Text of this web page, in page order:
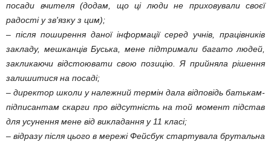
посади вчителя (додам, що ці люди не приховували своєї
радості у зв'язку з цим);
– після поширення даної інформації серед учнів, працівників
закладу, мешканців Буська, мене підтримали багато людей,
закликаючи відстоювати свою позицію. Я прийняла рішення
залишитися на посаді;
– директор школи у належний термін дала відповідь батькам-
підписантам скарги про відсутність на той момент підстав
для усунення мене від викладання у 11 класі;
– відразу після цього в мережі Фейсбук стартувала брутальна